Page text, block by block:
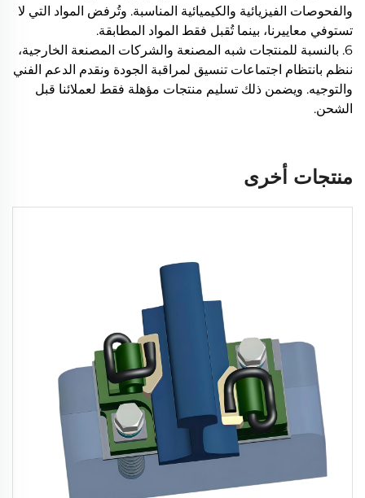
والفحوصات الفيزيائية والكيميائية المناسبة. وتُرفض المواد التي لا
تستوفي معاييرنا، بينما تُقبل فقط المواد المطابقة.
6. بالنسبة للمنتجات شبه المصنعة والشركات المصنعة الخارجية،
ننظم بانتظام اجتماعات تنسيق لمراقبة الجودة ونقدم الدعم الفني
والتوجيه. ويضمن ذلك تسليم منتجات مؤهلة فقط لعملائنا قبل
الشحن.
منتجات أخرى